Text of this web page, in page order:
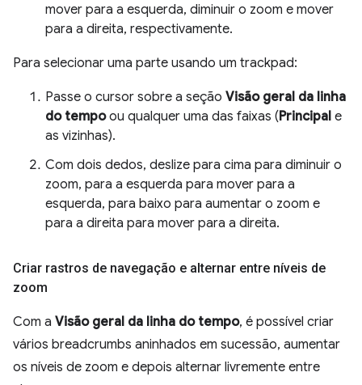
mover para a esquerda, diminuir o zoom e mover
para a direita, respectivamente.
Para selecionar uma parte usando um trackpad:
Passe o cursor sobre a seção Visão geral da linha
do tempoou qualquer uma das faixas (Principal e
as vizinhas).
Com dois dedos, deslize para cima para diminuir o
zoom, para a esquerda para mover para a
esquerda, para baixo para aumentar o zoom e
para a direita para mover para a direita.
Criar rastros de navegação e alternar entre níveis de
zoom
Com a Visão geral da linha do tempo, é possível criar
vários breadcrumbs aninhados em sucessão, aumentar
os níveis de zoom e depois alternar livremente entre